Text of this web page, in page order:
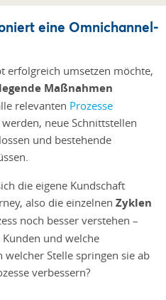
eine Omnichannel-
erfolgreich umsetzen möchte,
Maßnahmen
relevanten Prozesse
neue Schnittstellen
und bestehende
die eigene Kundschaft
also die einzelnen Zyklen
noch besser verstehen –
und welche
welcher Stelle springen sie ab
verbessern?